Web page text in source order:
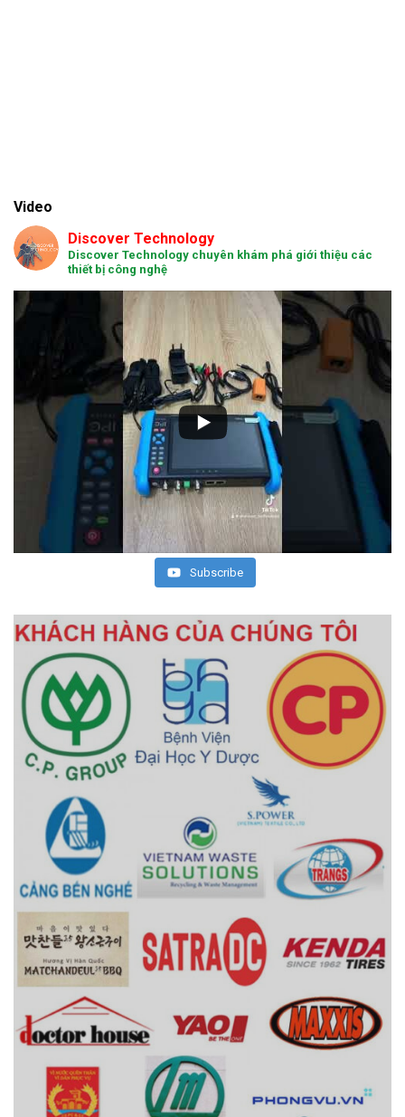
Video
Discover Technology
Discover Technology chuyên khám phá giới thiệu các
thiết bị công nghệ
Subscribe